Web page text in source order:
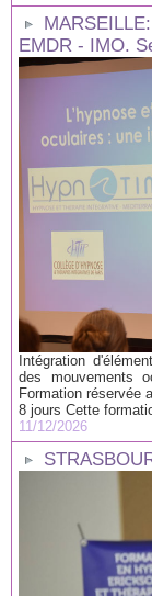
EMDR - IMO.
Intégration
des mouvements
Formation réservée
8 jours Cette
11/12/2026